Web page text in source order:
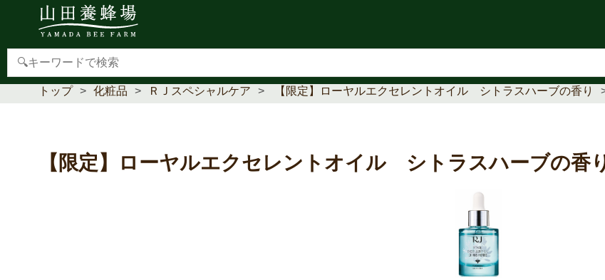
【重要】本人認証サービス(3Dセキュア2.0)導入のお知らせ
トップ 化粧品 ＲＪスペシャルケア 【限定】ローヤルエクセレントオイル シトラスハーブの香り
【限定】ローヤルエクセレントオイル シトラスハーブの香